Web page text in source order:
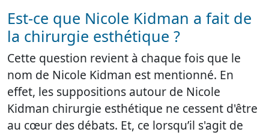
Est-ce que Nicole Kidman a fait de
la chirurgie esthétique ?
Cette question revient à chaque fois que le
nom de Nicole Kidman est mentionné. En
effet, les suppositions autour de Nicole
Kidman chirurgie esthétique ne cessent d'être
au cœur des débats. Et, ce lorsqu’il s'agit de